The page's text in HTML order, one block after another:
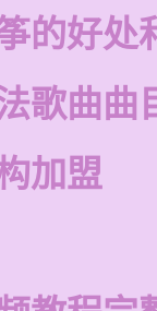
的好处
歌曲曲
加盟